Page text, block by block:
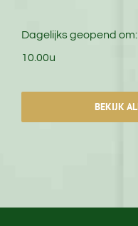
Dagelijks geopend om:
10.00u
BEKIJK